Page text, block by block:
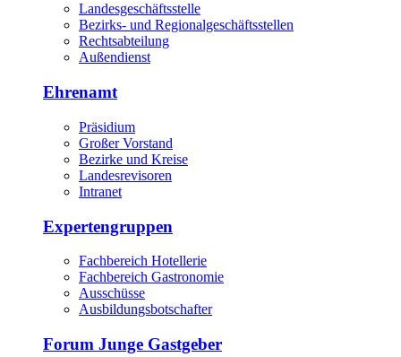
Landesgeschäftsstelle
Bezirks- und Regionalgeschäftsstellen
Rechtsabteilung
Außendienst
Ehrenamt
Präsidium
Großer Vorstand
Bezirke und Kreise
Landesrevisoren
Intranet
Expertengruppen
Fachbereich Hotellerie
Fachbereich Gastronomie
Ausschüsse
Ausbildungsbotschafter
Forum Junge Gastgeber